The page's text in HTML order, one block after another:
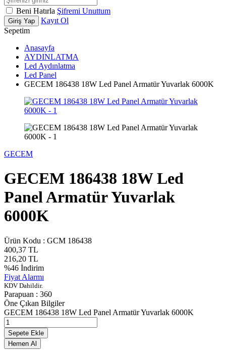
Beni Hatırla Şifremi Unuttum
Giriş Yap
Kayıt Ol
Sepetim
Anasayfa
AYDINLATMA
Led Aydınlatma
Led Panel
GECEM 186438 18W Led Panel Armatür Yuvarlak 6000K
GECEM
GECEM 186438 18W Led
Panel Armatür Yuvarlak
6000K
Ürün Kodu : GCM 186438
400,37 TL
216,20 TL
%46 İndirim
Fiyat Alarmı
KDV Dahildir.
Parapuan : 360
Öne Çıkan Bilgiler
GECEM 186438 18W Led Panel Armatür Yuvarlak 6000K
Sepete Ekle
Hemen Al